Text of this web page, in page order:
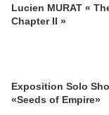
Lucien MURAT «
Chapter II »
Exposition Solo
«Seeds of Empire»